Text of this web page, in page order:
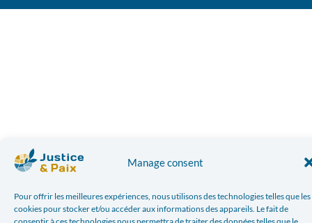
Manage consent
Pour offrir les meilleures expériences, nous utilisons des technologies telles que les
cookies pour stocker et/ou accéder aux informations des appareils. Le fait de